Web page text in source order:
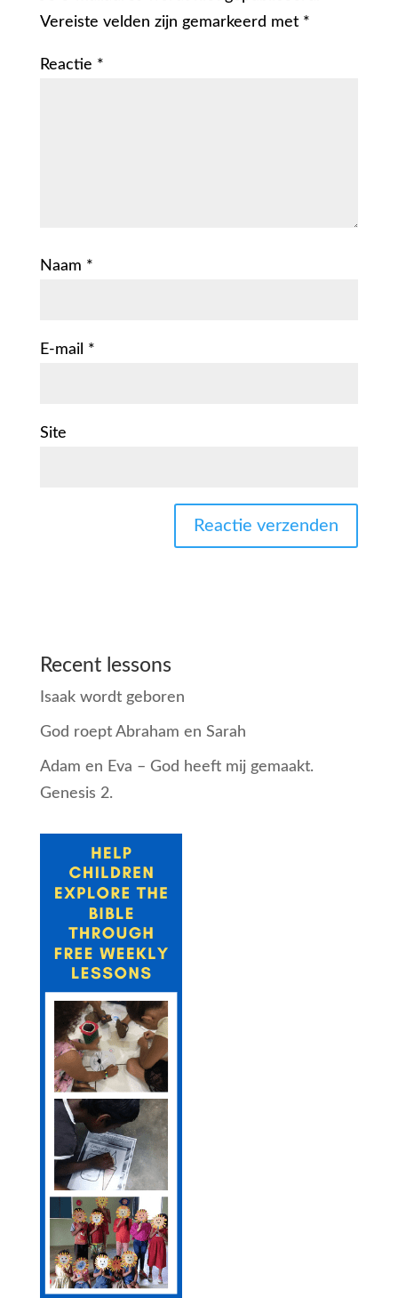
Vereiste velden zijn gemarkeerd met *
Reactie *
Naam *
E-mail *
Site
Recent lessons
Isaak wordt geboren
God roept Abraham en Sarah
Adam en Eva – God heeft mij gemaakt.
Genesis 2.